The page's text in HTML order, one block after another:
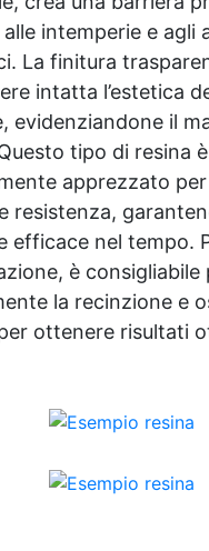
umida. Lasciare
per almeno 3 ore
Conservare a
lontano da fiamme
🧠 Consigli
completamente la
agisce solo sul
la reazione, è possibile
la superficie.
su superfici zincate,
Per un risultato
ambiente. ❓
tutta la ruggine
basta rimuovere quella
reagisce con la
Sì, dopo l’asciugatura
della vernice. 🏁
meccaniche e
intemperie e agli
La finitura
intatta l’estetica
evidenziandone il
tipo di resina è
apprezzato per
resistenza,
efficace nel tempo.
è consigliabile
la recinzione e
ottenere risultati